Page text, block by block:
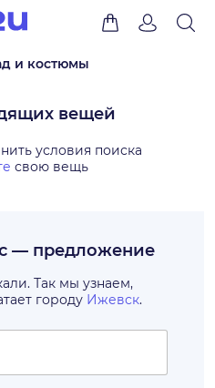
и костюмы
вещей
условия поиска
свою вещь
— предложение
Так мы узнаем,
городу Ижевск.